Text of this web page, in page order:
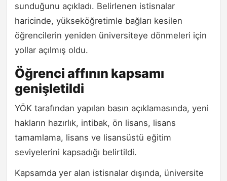
sunduğunu açıkladı. Belirlenen istisnalar
haricinde, yükseköğretimle bağları kesilen
öğrencilerin yeniden üniversiteye dönmeleri için
yollar açılmış oldu.
Öğrenci affının kapsamı
genişletildi
YÖK tarafından yapılan basın açıklamasında, yeni
hakların hazırlık, intibak, ön lisans, lisans
tamamlama, lisans ve lisansüstü eğitim
seviyelerini kapsadığı belirtildi.
Kapsamda yer alan istisnalar dışında, üniversite